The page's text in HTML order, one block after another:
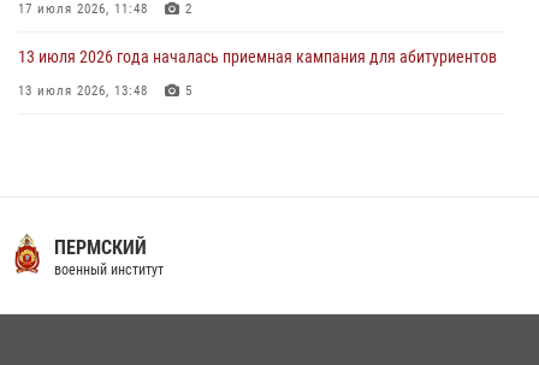
17 июля 2026, 11:48 2
13 июля 2026 года началась приемная кампания для абитуриентов
13 июля 2026, 13:48 5
16 июля 2026, 12:29 3
29 июля 2026 года курсанты военного института успешно сдали
экзамен по вождению
ПЕРМСКИЙ
военный институт